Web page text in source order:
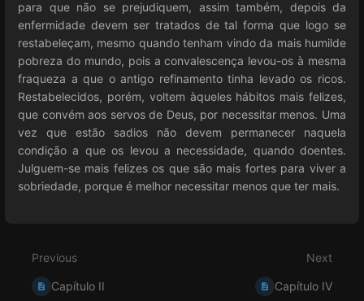
para que não se prejudiquem, assim também, depois da
enfermidade devem ser tratados de tal forma que logo se
restabeleçam, mesmo quando tenham vindo da mais humilde
pobreza do mundo, pois a convalescença levou-os à mesma
fraqueza a que o antigo refinamento tinha levado os ricos.
Restabelecidos, porém, voltem àqueles hábitos mais felizes,
que convém aos servos de Deus, por necessitar menos. Uma
vez que estão sadios não devem permanecer naquela
condição a que os levou a necessidade, quando doentes.
Julguem-se mais felizes os que são mais fortes para viver a
sobriedade, porque é melhor necessitar menos que ter mais.
mode
Previous
Capítulo II
Next
Capítulo IV